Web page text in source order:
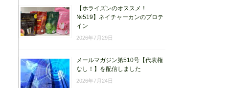
【ホライズンのオススメ！
№519】ネイチャーカンのプロテ
イン
2026年7月29日
メールマガジン第510号【代表権
なし！】を配信しました
2026年7月24日